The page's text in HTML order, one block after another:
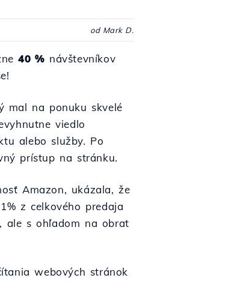
od Mark D.
40 % návštevníkov
mal na ponuku skvelé
viedlo
alebo služby. Po
prístup na stránku.
Amazon, ukázala, že
z celkového predaja
ale s ohľadom na obrat
webových stránok